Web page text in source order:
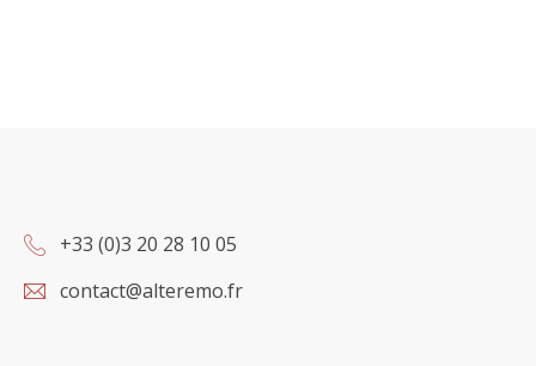
+33 (0)3 20 28 10 05
contact@alteremo.fr